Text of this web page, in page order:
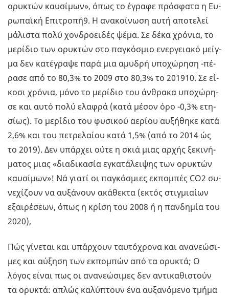
ορυ­κτών καυ­σί­μων», όπως το έγρα­φε πρό­σφα­τα η Ευ­
ρω­παϊ­κή Επι­τρο­πή9. Η ανα­κοί­νω­ση αυτή απο­τε­λεί
μά­λι­στα πολύ χον­δροει­δές ψέμα. Σε δέκα χρό­νια, το
με­ρί­διο των ορυ­κτών στο πα­γκό­σμιο ενερ­γεια­κό μείγ­
μα δεν κα­τέ­γρα­ψε παρά μια αμυ­δρή υπο­χώ­ρη­ση -πέ­
ρα­σε από το 80,3% το 2009 στο 80,3% το 201910. Σε εί­
κο­σι χρό­νια, μόνο το με­ρί­διο του άν­θρα­κα υπο­χώ­ρη­
σε και αυτό πολύ ελα­φρά (κατά μέσον όρο -0,3% ετη­
σί­ως). Το με­ρί­διο του φυ­σι­κού αε­ρί­ου αυ­ξή­θη­κε κατά
2,6% και του πε­τρε­λαί­ου κατά 1,5% (από το 2014 ώς
το 2019). Δεν υπάρ­χει ούτε η σκιά μιας αρχής ξε­κι­νή­
μα­τος μιας «δια­δι­κα­σία εγκα­τά­λει­ψης των ορυ­κτών
καυ­σί­μων»! Νά γιατί οι πα­γκό­σμιες εκ­πο­μπές CO2 συ­
νε­χί­ζουν να αυ­ξά­νουν ακά­θε­κτα (εκτός στιγ­μιαί­ων
εξαι­ρέ­σε­ων, όπως η κρίση του 2008 ή η παν­δη­μία του
2020),
Πώς γί­νε­ται και υπάρ­χουν ταυ­τό­χρο­να και ανα­νε­ώ­σι­
μες και αύ­ξη­ση των εκ­πο­μπών από τα ορυ­κτά; Ο
λόγος είναι πως οι ανα­νε­ώ­σι­μες δεν αντι­κα­θι­στούν
τα ορυ­κτά: απλώς κα­λύ­πτουν ένα αυ­ξα­νό­με­νο τμήμα